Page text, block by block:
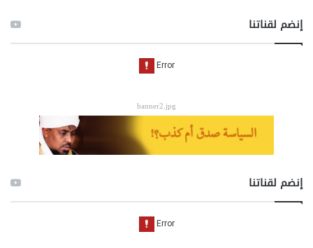
إنضم لقناتنا
banner2.jpg
إنضم لقناتنا